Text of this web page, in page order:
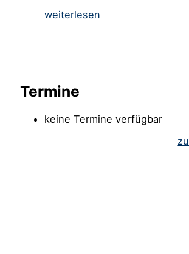
weiterlesen
Termine
keine Termine verfügbar